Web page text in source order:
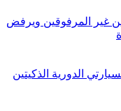
غير المرفوقين ويرفض
الدورية الذكيتين